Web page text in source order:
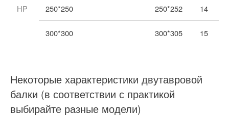
HP 250*250 250*252 14
300*300 300*305 15
Некоторые характеристики двутавровой
балки (в соответствии с практикой
выбирайте разные модели)